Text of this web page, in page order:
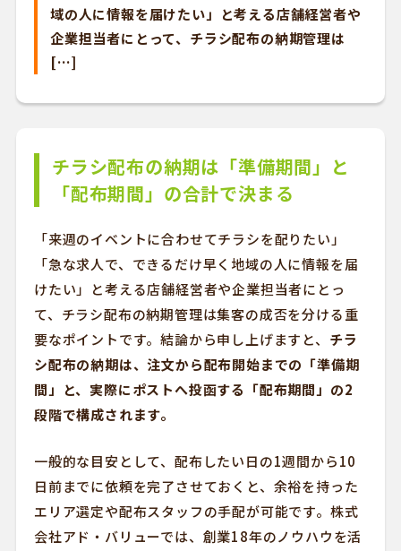
域の人に情報を届けたい」と考える店舗経営者や
企業担当者にとって、チラシ配布の納期管理は
[…]
チラシ配布の納期は「準備期間」と
「配布期間」の合計で決まる
「来週のイベントに合わせてチラシを配りたい」
「急な求人で、できるだけ早く地域の人に情報を届
けたい」と考える店舗経営者や企業担当者にとっ
て、チラシ配布の納期管理は集客の成否を分ける重
要なポイントです。結論から申し上げますと、 チラ
シ配布の納期は、注文から配布開始までの「準備期
間」と、実際にポストへ投函する「配布期間」の2
段階で構成されます。
一般的な目安として、配布したい日の1週間から10
日前までに依頼を完了させておくと、余裕を持った
エリア選定や配布スタッフの手配が可能です。株式
会社アド・バリューでは、創業18年のノウハウを活